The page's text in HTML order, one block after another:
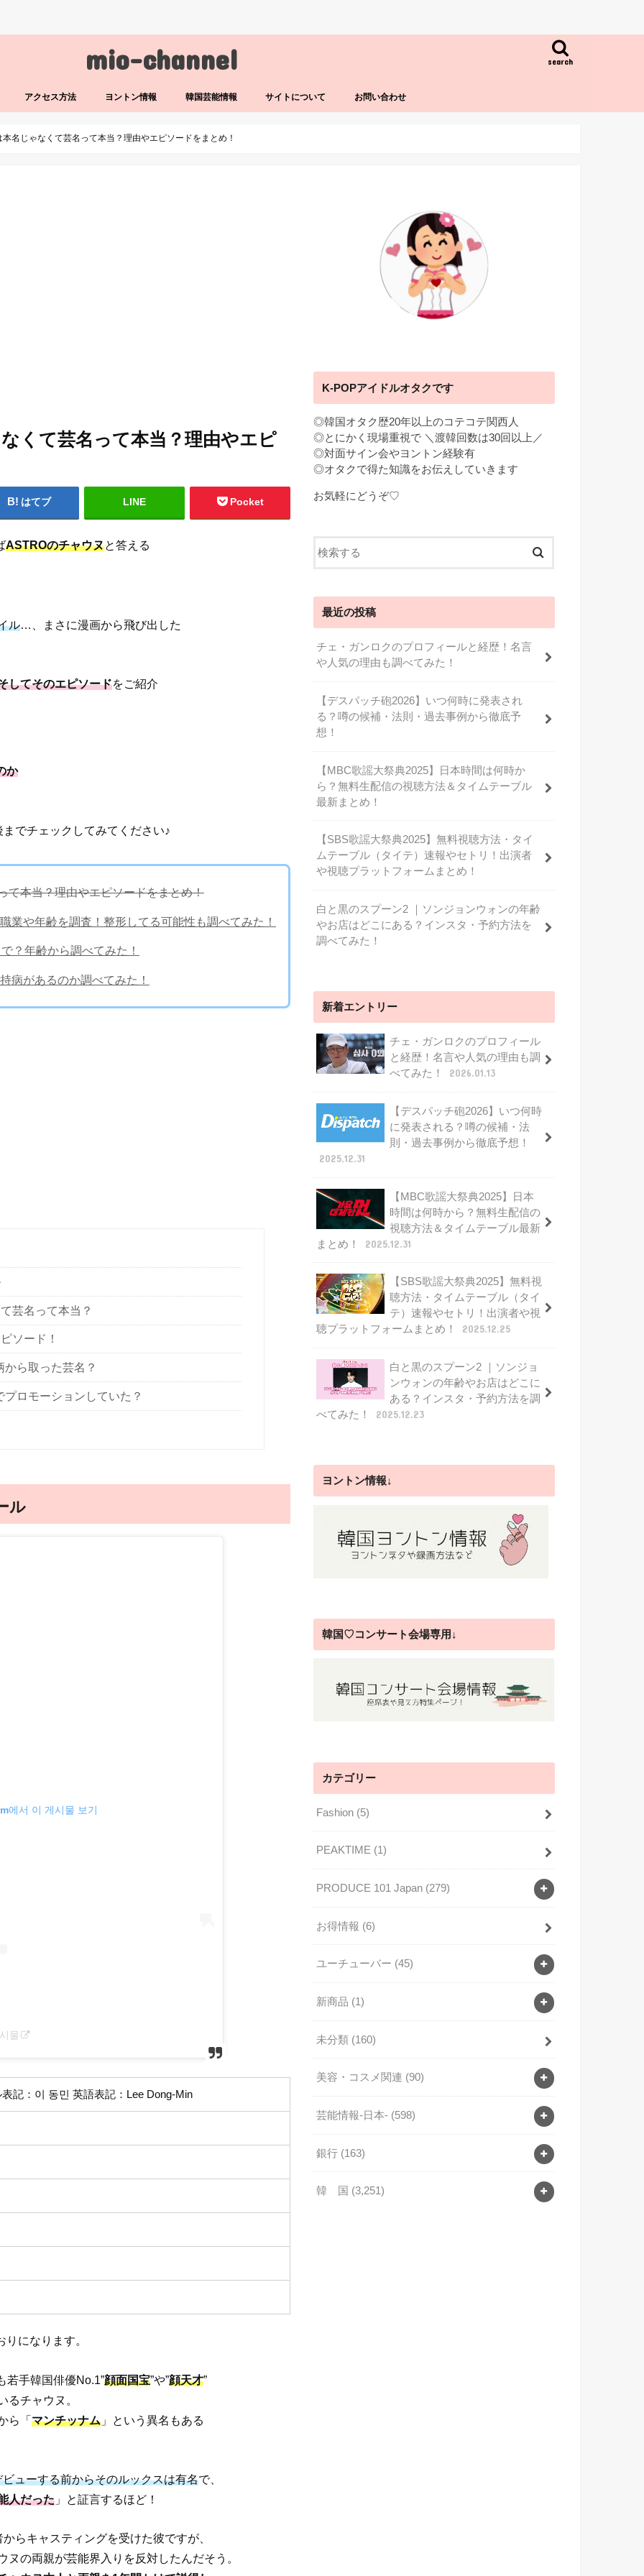
mio-channel search
アクセス方法 ヨントン情報 韓国芸能情報 サイトについて お問い合わせ
名じゃなくて芸名って本当？理由やエピソードをまとめ！
くて芸名って本当？理由やエピ
はてブ LINE Pocket
ASTROのチャウヌと答える
ル…、まさに漫画から飛び出した
してそのエピソードをご紹介
か
でチェックしてみてください♪
て本当？理由やエピソードをまとめ！
業や年齢を調査！整形してる可能性も調べてみた！
？年齢から調べてみた！
病があるのか調べてみた！
芸名って本当？
ソード！
から取った芸名？
プロモーションしていた？
ル
에서 이 게시물 보기
물
記：이 동민 英語表記：Lee Dong-Min
になります。
若手韓国俳優No.1”顔面国宝”や”顔天才”
るチャウヌ。
ら「マンチッナム 」という異名もある
ューする前からそのルックスは有名で、
人だった 」と証言するほど！
らキャスティングを受けた彼ですが、
の両親が芸能界入りを反対したんだそう。
K-POPアイドルオタクです
◎韓国オタク歴20年以上のコテコテ関西人
◎とにかく現場重視で ＼渡韓回数は30回以上／
◎対面サイン会やヨントン経験有
◎オタクで得た知識をお伝えしていきます
お気軽にどうぞ♡
最近の投稿
チェ・ガンロクのプロフィールと経歴！名言
や人気の理由も調べてみた！
【デスパッチ砲2026】いつ何時に発表され
る？噂の候補・法則・過去事例から徹底予
想！
【MBC歌謡大祭典2025】日本時間は何時か
ら？無料生配信の視聴方法＆タイムテーブル
最新まとめ！
【SBS歌謡大祭典2025】無料視聴方法・タイ
ムテーブル（タイテ）速報やセトリ！出演者
や視聴プラットフォームまとめ！
白と黒のスプーン2 ｜ソンジョンウォンの年齢
やお店はどこにある？インスタ・予約方法を
調べてみた！
新着エントリー
チェ・ガンロクのプロフィール
と経歴！名言や人気の理由も調
べてみた！
2026.01.13
【デスパッチ砲2026】いつ何時
に発表される？噂の候補・法
則・過去事例から徹底予想！
2025.12.31
【MBC歌謡大祭典2025】日本
時間は何時から？無料生配信の
視聴方法＆タイムテーブル最新
まとめ！
2025.12.31
【SBS歌謡大祭典2025】無料視
聴方法・タイムテーブル（タイ
テ）速報やセトリ！出演者や視
聴プラットフォームまとめ！
2025.12.25
白と黒のスプーン2 ｜ソンジョ
ンウォンの年齢やお店はどこに
ある？インスタ・予約方法を調
べてみた！
2025.12.23
ヨントン情報↓
韓国♡コンサート会場専用↓
カテゴリー
Fashion (5)
PEAKTIME (1)
PRODUCE 101 Japan (279)
お得情報 (6)
ユーチューバー (45)
新商品 (1)
未分類 (160)
美容・コスメ関連 (90)
芸能情報-日本- (598)
銀行 (163)
韓 国 (3,251)